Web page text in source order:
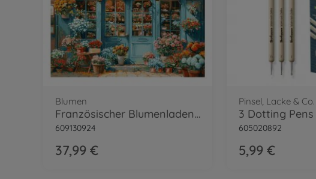
Blumen
Französischer Blumenladen Malen nach Zahlen
609130924
37,99 €
Pinsel, Lacke & Co.
3 Dotting Pens
605020892
5,99 €